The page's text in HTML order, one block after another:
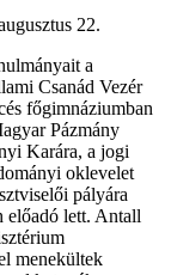
22.
a
Csanád Vezér
főgimnáziumban
Pázmány
Karára, a jogi
oklevelet
pályára
előadó lett. Antall
menekültek